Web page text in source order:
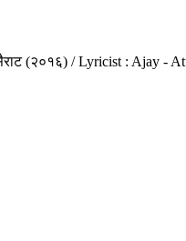
(२०१६) / Lyricist : Ajay -